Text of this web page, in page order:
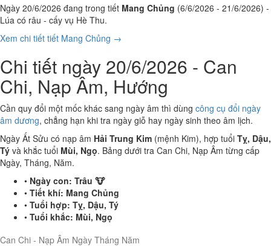
Ngày 20/6/2026 đang trong tiết Mang Chủng (6/6/2026 - 21/6/2026) -
Lúa có râu - cấy vụ Hè Thu.
Xem chi tiết tiết Mang Chủng →
Chi tiết ngày 20/6/2026 - Can
Chi, Nạp Âm, Hướng
Cần quy đổi một mốc khác sang ngày âm thì dùng công cụ đổi ngày
âm dương, chẳng hạn khi tra ngày giỗ hay ngày sinh theo âm lịch.
Ngày Ất Sửu có nạp âm Hải Trung Kim (mệnh Kim), hợp tuổi Tỵ, Dậu,
Tý và khắc tuổi Mùi, Ngọ. Bảng dưới tra Can Chi, Nạp Âm từng cấp
Ngày, Tháng, Năm.
• Ngày con: Trâu 🐮
• Tiết khí: Mang Chủng
• Tuổi hợp: Tỵ, Dậu, Tý
• Tuổi khắc: Mùi, Ngọ
Can Chi - Nạp Âm Ngày Tháng Năm